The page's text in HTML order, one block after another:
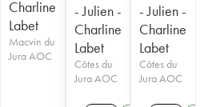
Charline
Labet
Macvin du
Jura AOC
- Julien -
Charline
Labet
Côtes du
Jura AOC
- Julien -
Charline
Labet
Côtes du
Jura AOC